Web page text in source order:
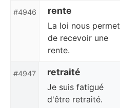
#4946 rente
La loi nous permet
de recevoir une
rente.
#4947 retraité
Je suis fatigué
d'être retraité.